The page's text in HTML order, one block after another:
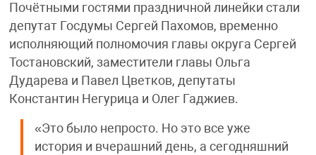
Почётными гостями праздничной линейки стали
депутат Госдумы Сергей Пахомов, временно
исполняющий полномочия главы округа Сергей
Тостановский, заместители главы Ольга
Дударева и Павел Цветков, депутаты
Константин Негурица и Олег Гаджиев.
«Это было непросто. Но это все уже
история и вчерашний день, а сегодняшний